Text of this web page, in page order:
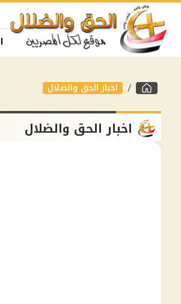
اخبار الحق والضلال
اخبار الحق والضلال